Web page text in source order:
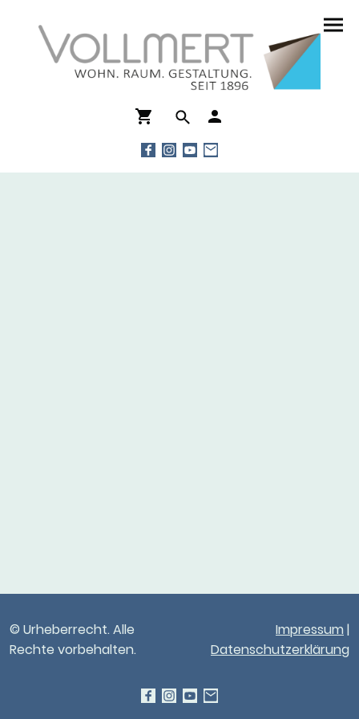
© Urheberrecht. Alle
Rechte vorbehalten.
Impressum |
Datenschutzerklärung